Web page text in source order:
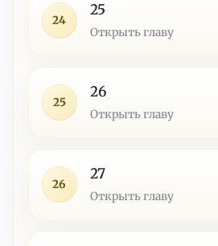
24
25
Открыть главу
25
26
Открыть главу
26
27
Открыть главу